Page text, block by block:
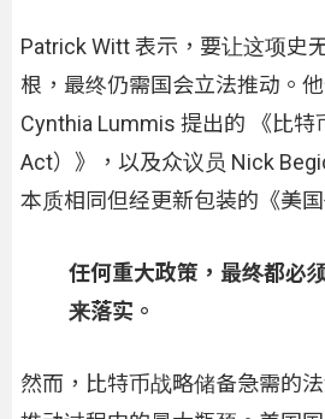
Patrick Witt 表示，要让这项史
根，最终仍需国会立法推动。
Cynthia Lummis 提出的 《比特
Act）》，以及众议员 Nick
本质相同但经更新包装的《美
任何重大政策，最终都必
来落实。
然而，比特币战略储备急需的